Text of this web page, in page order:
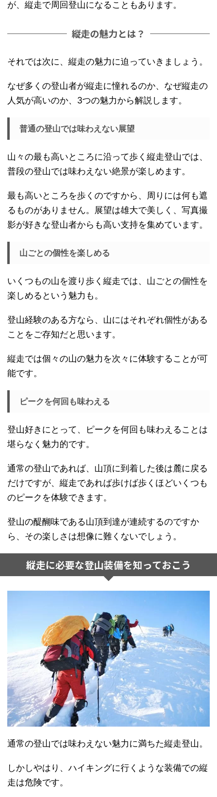
が、縦走で周回登山になることもあります。
縦走の魅力とは？
それでは次に、縦走の魅力に迫っていきましょう。
なぜ多くの登山者が縦走に憧れるのか、なぜ縦走の
人気が高いのか、3つの魅力から解説します。
普通の登山では味わえない展望
山々の最も高いところに沿って歩く縦走登山では、
普段の登山では味わえない絶景が楽しめます。
最も高いところを歩くのですから、周りには何も遮
るものがありません。展望は雄大で美しく、写真撮
影が好きな登山者からも高い支持を集めています。
山ごとの個性を楽しめる
いくつもの山を渡り歩く縦走では、山ごとの個性を
楽しめるという魅力も。
登山経験のある方なら、山にはそれぞれ個性がある
ことをご存知だと思います。
縦走では個々の山の魅力を次々に体験することが可
能です。
ピークを何回も味わえる
登山好きにとって、ピークを何回も味わえることは
堪らなく魅力的です。
通常の登山であれば、山頂に到着した後は麓に戻る
だけですが、縦走であれば歩けば歩くほどいくつも
のピークを体験できます。
登山の醍醐味である山頂到達が連続するのですか
ら、その楽しさは想像に難くないでしょう。
縦走に必要な登山装備を知っておこう
通常の登山では味わえない魅力に満ちた縦走登山。
しかしやはり、ハイキングに行くような装備での縦
走は危険です。